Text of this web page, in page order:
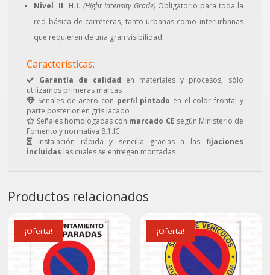
Nivel II H.I.(Hight Intensity Grade)Obligatorio para toda la
red básica de carreteras, tanto urbanas como interurbanas
que requieren de una gran visibilidad.
Características:
Garantía de calidad en materiales y procesos, sólo
utilizamos primeras marcas
Señales de acero con perfil pintado en el color frontal y
parte posterior en gris lacado
Señales homologadas con marcado CE según Ministerio de
Fomento y normativa 8.1.IC
Instalación rápida y sencilla gracias a las fijaciones
incluidas las cuales se entregan montadas
Productos relacionados
¡Oferta! ¡Oferta!